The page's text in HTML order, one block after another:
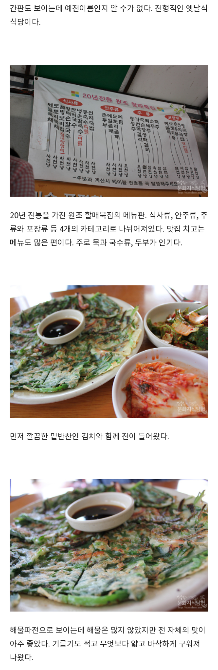
간판도 보이는데 예전이름인지 알 수가 없다. 전형적인 옛날식
식당이다.
20년 전통을 가진 원조 할매묵집의 메뉴판. 식사류, 안주류, 주
류와 포장류 등 4개의 카테고리로 나뉘어져있다. 맛집 치고는
메뉴도 많은 편이다. 주로 묵과 국수류, 두부가 인기다.
먼저 깔끔한 밑반찬인 김치와 함께 전이 들어왔다.
해물파전으로 보이는데 해물은 많지 않았지만 전 자체의 맛이
아주 좋았다. 기름기도 적고 무엇보다 얇고 바삭하게 구워져
나왔다.